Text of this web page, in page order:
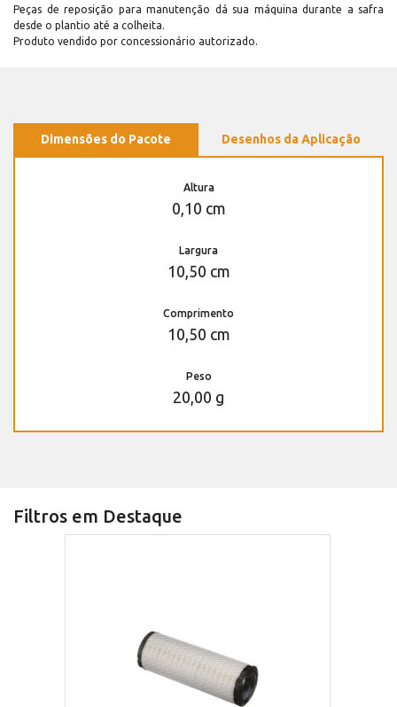
Peças de reposição para manutenção dá sua máquina durante a safra
desde o plantio até a colheita.
Produto vendido por concessionário autorizado.
Dimensões do Pacote Desenhos da Aplicação
Altura
0,10 cm
Largura
10,50 cm
Comprimento
10,50 cm
Peso
20,00 g
Filtros em Destaque